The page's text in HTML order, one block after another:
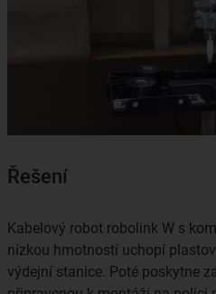
Řešení
Kabelový robot robolink W s
nízkou hmotností uchopí
výdejní stanice. Poté poskytne